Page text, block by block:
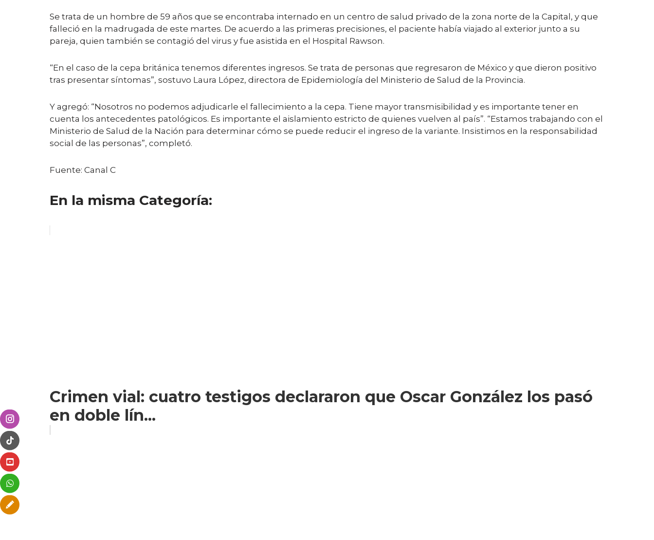
Se trata de un hombre de 59 años que se encontraba internado en un centro de salud privado de la zona norte de la Capital, y que
falleció en la madrugada de este martes. De acuerdo a las primeras precisiones, el paciente había viajado al exterior junto a su
pareja, quien también se contagió del virus y fue asistida en el Hospital Rawson.
“En el caso de la cepa británica tenemos diferentes ingresos. Se trata de personas que regresaron de México y que dieron positivo
tras presentar síntomas”, sostuvo Laura López, directora de Epidemiología del Ministerio de Salud de la Provincia.
Y agregó: “Nosotros no podemos adjudicarle el fallecimiento a la cepa. Tiene mayor transmisibilidad y es importante tener en
cuenta los antecedentes patológicos. Es importante el aislamiento estricto de quienes vuelven al país”. “Estamos trabajando con el
Ministerio de Salud de la Nación para determinar cómo se puede reducir el ingreso de la variante. Insistimos en la responsabilidad
social de las personas”, completó.
Fuente: Canal C
En la misma Categoría:
Crimen vial: cuatro testigos declararon que Oscar González los pasó
en doble lín...